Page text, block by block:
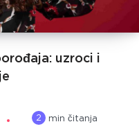
uzroci i
2 min čitanja